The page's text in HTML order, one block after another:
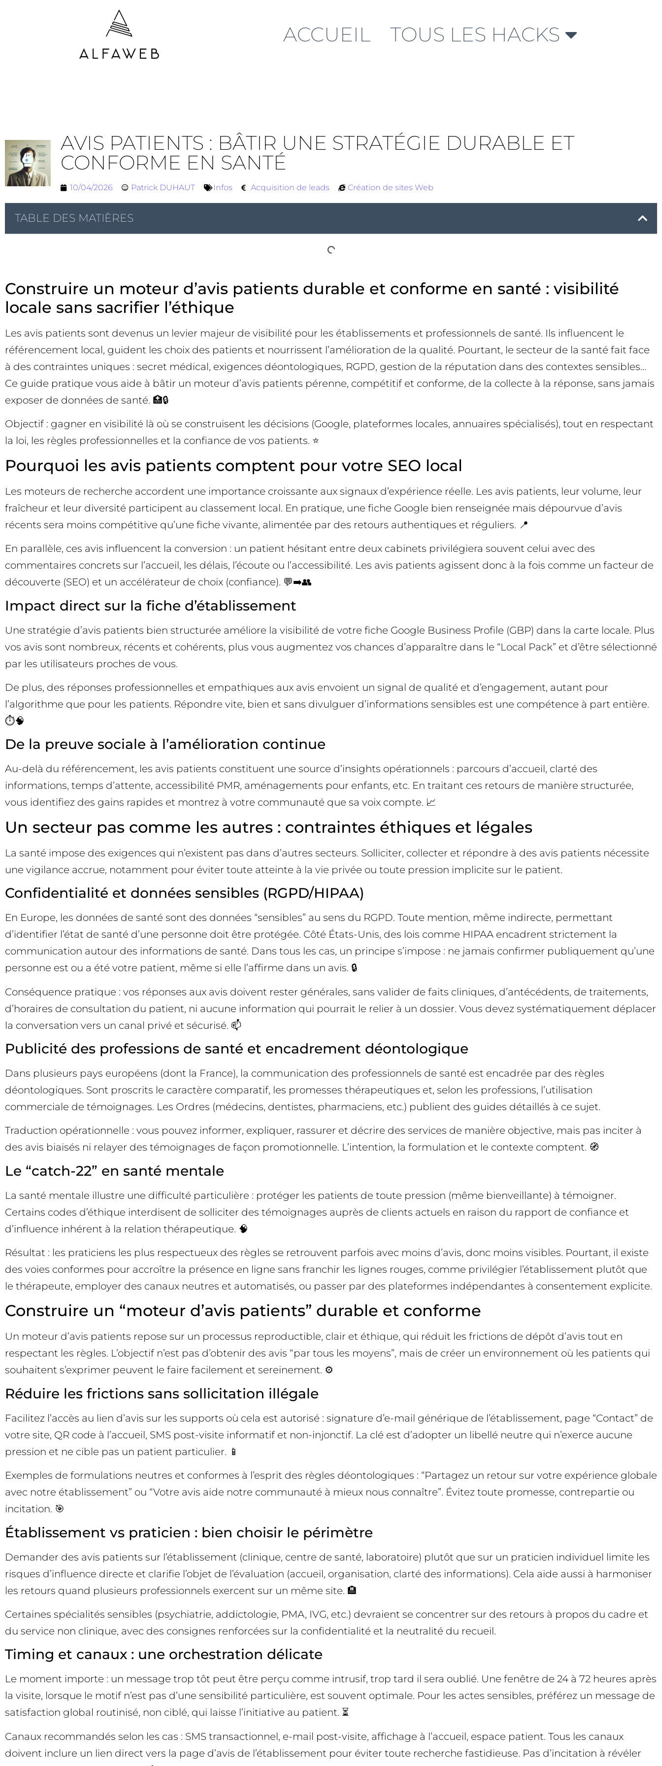
ACCUEIL TOUS LES HACKS
AVIS PATIENTS : BÂTIR UNE STRATÉGIE DURABLE ET
CONFORME EN SANTÉ
10/04/2026 Patrick DUHAUT Infos Acquisition de leads Création de sites Web
TABLE DES MATIÈRES
Construire un moteur d’avis patients durable et conforme en santé : visibilité
locale sans sacrifier l’éthique
Les avis patients sont devenus un levier majeur de visibilité pour les établissements et professionnels de santé. Ils influencent le
référencement local, guident les choix des patients et nourrissent l’amélioration de la qualité. Pourtant, le secteur de la santé fait face
à des contraintes uniques : secret médical, exigences déontologiques, RGPD, gestion de la réputation dans des contextes sensibles…
Ce guide pratique vous aide à bâtir un moteur d’avis patients pérenne, compétitif et conforme, de la collecte à la réponse, sans jamais
exposer de données de santé. 🏥🔒
Objectif : gagner en visibilité là où se construisent les décisions (Google, plateformes locales, annuaires spécialisés), tout en respectant
la loi, les règles professionnelles et la confiance de vos patients. ⭐
Pourquoi les avis patients comptent pour votre SEO local
Les moteurs de recherche accordent une importance croissante aux signaux d’expérience réelle. Les avis patients, leur volume, leur
fraîcheur et leur diversité participent au classement local. En pratique, une fiche Google bien renseignée mais dépourvue d’avis
récents sera moins compétitive qu’une fiche vivante, alimentée par des retours authentiques et réguliers. 📍
En parallèle, ces avis influencent la conversion : un patient hésitant entre deux cabinets privilégiera souvent celui avec des
commentaires concrets sur l’accueil, les délais, l’écoute ou l’accessibilité. Les avis patients agissent donc à la fois comme un facteur de
découverte (SEO) et un accélérateur de choix (confiance). 💬➡️👥
Impact direct sur la fiche d’établissement
Une stratégie d’avis patients bien structurée améliore la visibilité de votre fiche Google Business Profile (GBP) dans la carte locale. Plus
vos avis sont nombreux, récents et cohérents, plus vous augmentez vos chances d’apparaître dans le “Local Pack” et d’être sélectionné
par les utilisateurs proches de vous.
De plus, des réponses professionnelles et empathiques aux avis envoient un signal de qualité et d’engagement, autant pour
l’algorithme que pour les patients. Répondre vite, bien et sans divulguer d’informations sensibles est une compétence à part entière.
⏱️🧠
De la preuve sociale à l’amélioration continue
Au-delà du référencement, les avis patients constituent une source d’insights opérationnels : parcours d’accueil, clarté des
informations, temps d’attente, accessibilité PMR, aménagements pour enfants, etc. En traitant ces retours de manière structurée,
vous identifiez des gains rapides et montrez à votre communauté que sa voix compte. 📈
Un secteur pas comme les autres : contraintes éthiques et légales
La santé impose des exigences qui n’existent pas dans d’autres secteurs. Solliciter, collecter et répondre à des avis patients nécessite
une vigilance accrue, notamment pour éviter toute atteinte à la vie privée ou toute pression implicite sur le patient.
Confidentialité et données sensibles (RGPD/HIPAA)
En Europe, les données de santé sont des données “sensibles” au sens du RGPD. Toute mention, même indirecte, permettant
d’identifier l’état de santé d’une personne doit être protégée. Côté États-Unis, des lois comme HIPAA encadrent strictement la
communication autour des informations de santé. Dans tous les cas, un principe s’impose : ne jamais confirmer publiquement qu’une
personne est ou a été votre patient, même si elle l’affirme dans un avis. 🔒
Conséquence pratique : vos réponses aux avis doivent rester générales, sans valider de faits cliniques, d’antécédents, de traitements,
d’horaires de consultation du patient, ni aucune information qui pourrait le relier à un dossier. Vous devez systématiquement déplacer
la conversation vers un canal privé et sécurisé. 📫
Publicité des professions de santé et encadrement déontologique
Dans plusieurs pays européens (dont la France), la communication des professionnels de santé est encadrée par des règles
déontologiques. Sont proscrits le caractère comparatif, les promesses thérapeutiques et, selon les professions, l’utilisation
commerciale de témoignages. Les Ordres (médecins, dentistes, pharmaciens, etc.) publient des guides détaillés à ce sujet.
Traduction opérationnelle : vous pouvez informer, expliquer, rassurer et décrire des services de manière objective, mais pas inciter à
des avis biaisés ni relayer des témoignages de façon promotionnelle. L’intention, la formulation et le contexte comptent. 🧭
Le “catch-22” en santé mentale
La santé mentale illustre une difficulté particulière : protéger les patients de toute pression (même bienveillante) à témoigner.
Certains codes d’éthique interdisent de solliciter des témoignages auprès de clients actuels en raison du rapport de confiance et
d’influence inhérent à la relation thérapeutique. 🧠
Résultat : les praticiens les plus respectueux des règles se retrouvent parfois avec moins d’avis, donc moins visibles. Pourtant, il existe
des voies conformes pour accroître la présence en ligne sans franchir les lignes rouges, comme privilégier l’établissement plutôt que
le thérapeute, employer des canaux neutres et automatisés, ou passer par des plateformes indépendantes à consentement explicite.
Construire un “moteur d’avis patients” durable et conforme
Un moteur d’avis patients repose sur un processus reproductible, clair et éthique, qui réduit les frictions de dépôt d’avis tout en
respectant les règles. L’objectif n’est pas d’obtenir des avis “par tous les moyens”, mais de créer un environnement où les patients qui
souhaitent s’exprimer peuvent le faire facilement et sereinement. ⚙️
Réduire les frictions sans sollicitation illégale
Facilitez l’accès au lien d’avis sur les supports où cela est autorisé : signature d’e-mail générique de l’établissement, page “Contact” de
votre site, QR code à l’accueil, SMS post-visite informatif et non-injonctif. La clé est d’adopter un libellé neutre qui n’exerce aucune
pression et ne cible pas un patient particulier. 📱
Exemples de formulations neutres et conformes à l’esprit des règles déontologiques : “Partagez un retour sur votre expérience globale
avec notre établissement” ou “Votre avis aide notre communauté à mieux nous connaître”. Évitez toute promesse, contrepartie ou
incitation. 🎯
Établissement vs praticien : bien choisir le périmètre
Demander des avis patients sur l’établissement (clinique, centre de santé, laboratoire) plutôt que sur un praticien individuel limite les
risques d’influence directe et clarifie l’objet de l’évaluation (accueil, organisation, clarté des informations). Cela aide aussi à harmoniser
les retours quand plusieurs professionnels exercent sur un même site. 🏨
Certaines spécialités sensibles (psychiatrie, addictologie, PMA, IVG, etc.) devraient se concentrer sur des retours à propos du cadre et
du service non clinique, avec des consignes renforcées sur la confidentialité et la neutralité du recueil.
Timing et canaux : une orchestration délicate
Le moment importe : un message trop tôt peut être perçu comme intrusif, trop tard il sera oublié. Une fenêtre de 24 à 72 heures après
la visite, lorsque le motif n’est pas d’une sensibilité particulière, est souvent optimale. Pour les actes sensibles, préférez un message de
satisfaction global routinisé, non ciblé, qui laisse l’initiative au patient. ⏳
Canaux recommandés selon les cas : SMS transactionnel, e-mail post-visite, affichage à l’accueil, espace patient. Tous les canaux
doivent inclure un lien direct vers la page d’avis de l’établissement pour éviter toute recherche fastidieuse. Pas d’incitation à révéler